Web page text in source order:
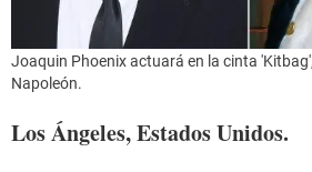
Joaquin Phoenix actuará en la cinta
Napoleón.
Los Ángeles, Estados Unidos.